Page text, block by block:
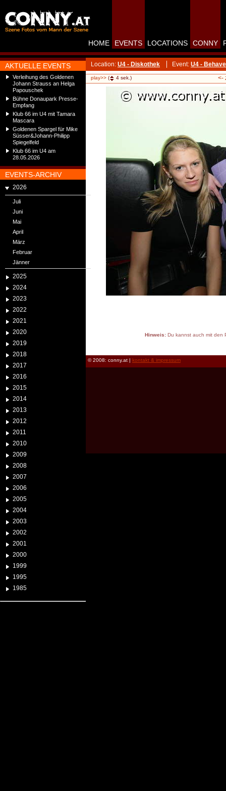
AKTUELLE EVENTS
Verleihung des Goldenen
Johann Strauss an Helga
Papouschek
Bühne Donaupark Presse-
Empfang
Klub 66 im U4 mit Tamara
Mascara
Goldenen Spargel für Mike
Süsser&Johann-Philipp
Spiegelfeld
Klub 66 im U4 am
28.05.2026
EVENTS-ARCHIV
2026
Juli
Juni
Mai
April
März
Februar
Jänner
2025
2024
2023
2022
2021
2020
2019
2018
2017
2016
2015
2014
2013
2012
2011
2010
2009
2008
2007
2006
2005
2004
2003
2002
2001
2000
1999
1995
1985
HOME EVENTS LOCATIONS CONNY
Location: U4 - Diskothek Event: U4 -
play>> ( 4 sek.) <-
Hinweis:Du kannst auch mit den
© 2008: conny.at | kontakt & impressum